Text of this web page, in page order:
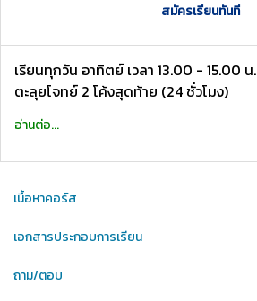
สมัครเรียนทันที
เรียนทุกวัน อาทิตย์ เวลา 13.00 - 15.00 น.
ตะลุยโจทย์ 2 โค้งสุดท้าย (24 ชั่วโมง)
อ่านต่อ...
เนื้อหาคอร์ส
เอกสารประกอบการเรียน
ถาม/ตอบ